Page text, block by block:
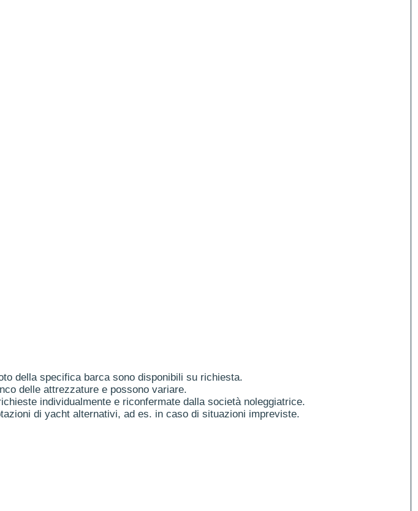
della specifica barca sono disponibili su richiesta.
delle attrezzature e possono variare.
individualmente e riconfermate dalla società noleggiatrice.
di yacht alternativi, ad es. in caso di situazioni impreviste.